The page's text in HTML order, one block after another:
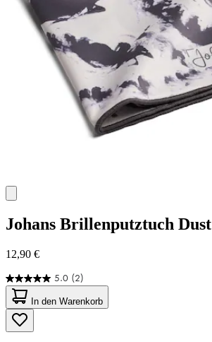
Johans Brillenputztuch Dust
12,90 €
5.0 (2)
5.0
von
5
Sternen.
2
In den Warenkorb